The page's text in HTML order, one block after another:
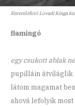
Enteriőrfotó Lovadi Kinga
flamingó
egy csukott ablak
pupilláin átviláglik
látom magamat
ahová lefolyik